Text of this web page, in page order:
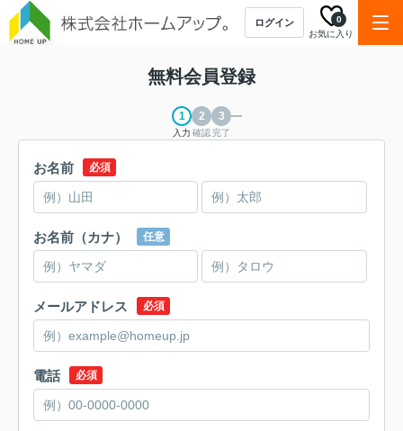
ログイン
お気に入り
0
無料会員登録
入力 確認完了
お名前 必須
お名前（カナ） 任意
メールアドレス 必須
電話 必須